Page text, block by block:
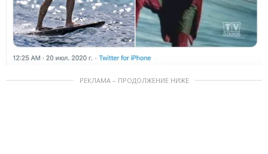
РЕКЛАМА – ПРОДОЛЖЕНИЕ НИЖЕ